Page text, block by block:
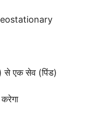
से एक सेव (पिंड)